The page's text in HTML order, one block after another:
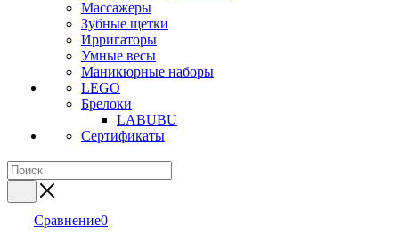
Массажеры
Зубные щетки
Ирригаторы
Умные весы
Маникюрные наборы
LEGO
Брелоки
LABUBU
Сертификаты
Сравнение0